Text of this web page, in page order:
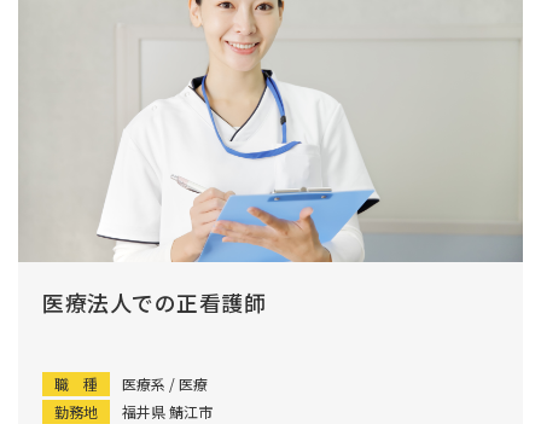
医療法人での正看護師
職 種
医療系 / 医療
勤務地
福井県 鯖江市